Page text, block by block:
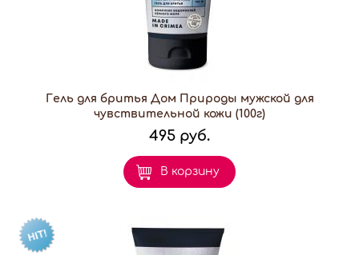
Гель для бритья Дом Природы мужской для
чувствительной кожи (100г)
495 руб.
В корзину